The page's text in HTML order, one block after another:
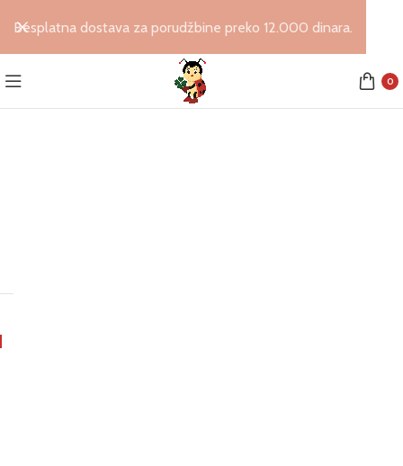
0
Besplatna dostava za porudžbine preko 12.000 dinara.